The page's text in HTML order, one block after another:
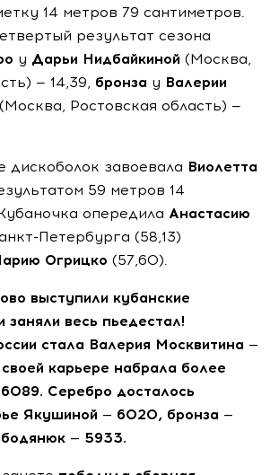
14 метров 79 сантиметров.
результат сезона
у Дарьи Нидбайкиной (Москва,
— 14,39, бронза у Валерии
(Москва, Ростовская область) —
дискоболок завоевала Виолетта
59 метров 14
опередила Анастасию
Петербурга (58,13)
Огрицко (57,60).
выступили кубанские
заняли весь пьедестал!
стала Валерия Москвитина —
карьере набрала более
Серебро досталось
Якушиной — 6020, бронза —
— 5933.